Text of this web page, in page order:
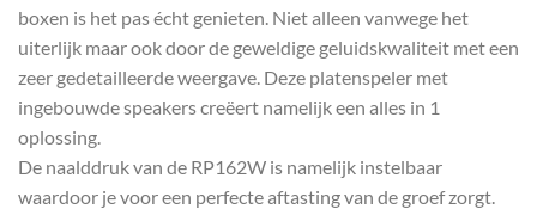
boxen is het pas écht genieten. Niet alleen vanwege het
uiterlijk maar ook door de geweldige geluidskwaliteit met een
zeer gedetailleerde weergave. Deze platenspeler met
ingebouwde speakers creëert namelijk een alles in 1
oplossing.
De naalddruk van de RP162W is namelijk instelbaar
waardoor je voor een perfecte aftasting van de groef zorgt.